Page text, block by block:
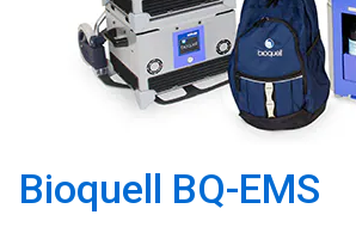
Bioquell BQ-EMS